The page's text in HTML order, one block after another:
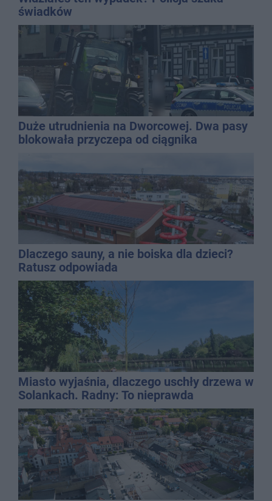
świadków
Duże utrudnienia na Dworcowej. Dwa pasy
blokowała przyczepa od ciągnika
Dlaczego sauny, a nie boiska dla dzieci?
Ratusz odpowiada
Miasto wyjaśnia, dlaczego uschły drzewa w
Solankach. Radny: To nieprawda